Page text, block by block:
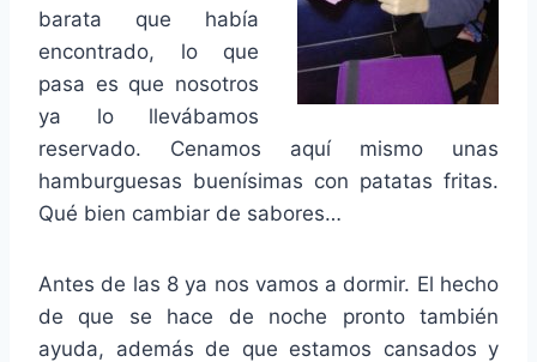
barata que había
encontrado, lo que
pasa es que nosotros
ya lo llevábamos
reservado. Cenamos aquí mismo unas
hamburguesas buenísimas con patatas fritas.
Qué bien cambiar de sabores…
Antes de las 8 ya nos vamos a dormir. El hecho
de que se hace de noche pronto también
ayuda, además de que estamos cansados y